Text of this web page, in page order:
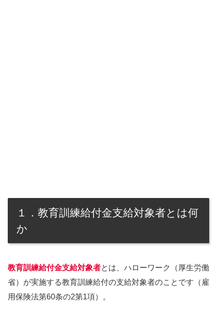
１．教育訓練給付金支給対象者とは何
か
教育訓練給付金支給対象者とは、ハローワーク（厚生労働
省）が実施する教育訓練給付の支給対象者のことです（雇
用保険法第60条の2第1項）。